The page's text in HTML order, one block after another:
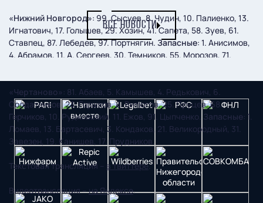
«Нижний Новгород»: 99. Сысуев, 8. Чудин, 10. Палиенко, 13.
Игнатович, 17. Голышев, 29. Хозин, 41. Сапета, 58. Зуев, 61.
Ставпец, 87. Лебедев, 97. Портнягин. Запасные: 1. Анисимов,
4. Абрамов, 11. А. Сергеев, 30. Темников, 55. Морозов, 71.
«Чертаново» : 81. Абаев, 5. Камышев, 4. Редькович, 6.
Солдатенков, 23. Горшков, 8. Витюгов, 25. Пруцев, 68.
Герчиков, 10. Рудковский, 11. Ежов, 91. Цыпченко. Запасные: 1.
Ломаев, 13. Бартасевич, 3. Кондаков, 21. Великородный, 31.
Завезен, 19. Канищев, 17. Прудников.
Текстовая трансляция – в твиттере.
Видеотрансляция –на Яндексе.
ВСЕ НОВОСТИ